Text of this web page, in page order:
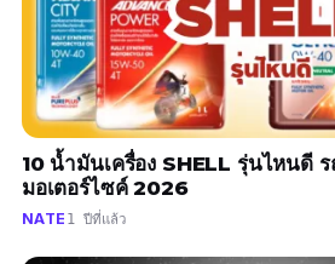
10 น้ำมันเครื่อง SHELL รุ่นไหนดี
มอเตอร์ไซค์ 2026
NATE 1 ปีที่แล้ว